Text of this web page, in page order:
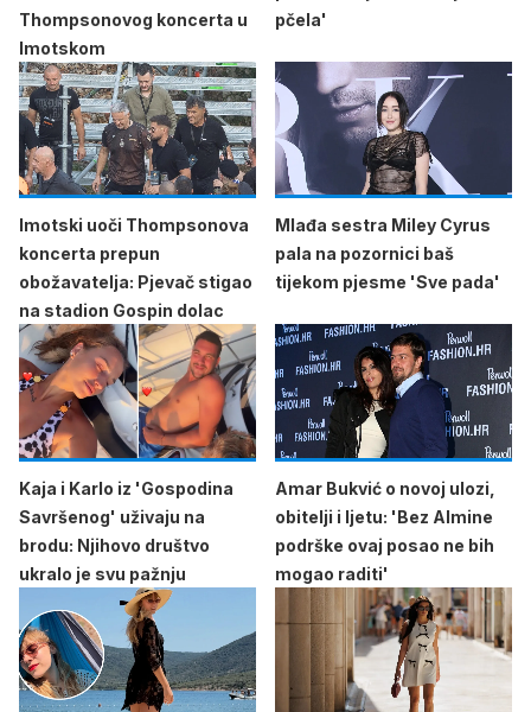
Thompsonovog koncerta u
Imotskom
pčela'
Imotski uoči Thompsonova
koncerta prepun
obožavatelja: Pjevač stigao
na stadion Gospin dolac
Mlađa sestra Miley Cyrus
pala na pozornici baš
tijekom pjesme 'Sve pada'
Kaja i Karlo iz 'Gospodina
Savršenog' uživaju na
brodu: Njihovo društvo
ukralo je svu pažnju
Amar Bukvić o novoj ulozi,
obitelji i ljetu: 'Bez Almine
podrške ovaj posao ne bih
mogao raditi'